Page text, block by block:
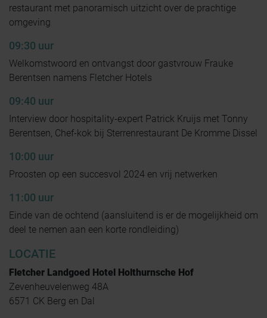
restaurant met panoramisch uitzicht over de prachtige
omgeving
09:30 uur
Welkomstwoord en ontvangst door gastvrouw Frauke
Berentsen namens Fletcher Hotels
09:40 uur
Interview door hospitality-expert Patrick Kruijs met Tonny
Berentsen, Chef-kok bij Sterrenrestaurant De Kromme Dissel
10:00 uur
Proosten op een succesvol 2024 en vrij netwerken
11:00 uur
Einde van de ochtend (aansluitend is er de mogelijkheid om
deel te nemen aan een korte rondleiding)
LOCATIE
Fletcher Landgoed Hotel Holthurnsche Hof
Zevenheuvelenweg 48A
6571 CK Berg en Dal